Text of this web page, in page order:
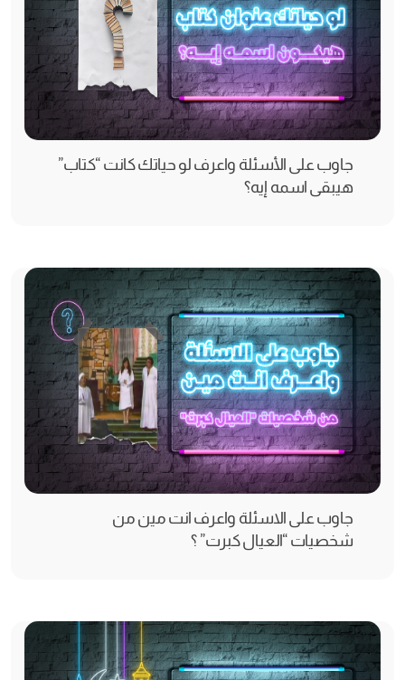
جاوب على الأسئلة واعرف لو حياتك كانت “كتاب”
هيبقى اسمه إيه؟
جاوب على الاسئلة واعرف انت مين من
شخصيات “العيال كبرت” ؟